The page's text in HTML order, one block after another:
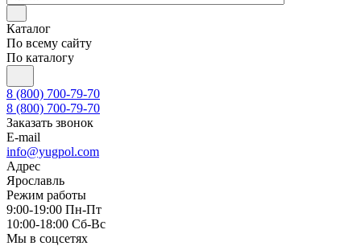
Каталог
По всему сайту
По каталогу
8 (800) 700-79-70
8 (800) 700-79-70
Заказать звонок
E-mail
info@yugpol.com
Адрес
Ярославль
Режим работы
9:00-19:00 Пн-Пт
10:00-18:00 Cб-Вс
Мы в соцсетях